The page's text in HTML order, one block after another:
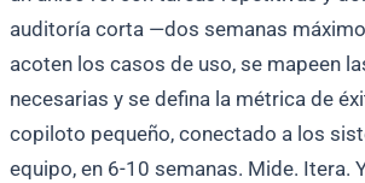
auditoría corta —dos semanas
acoten los casos de uso, se mapeen
necesarias y se defina la métrica de
copiloto pequeño, conectado a los
equipo, en 6-10 semanas. Mide. Itera.